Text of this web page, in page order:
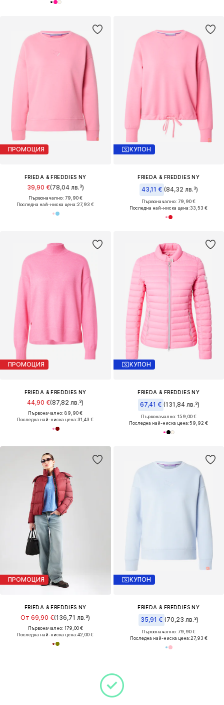
ПРОМОЦИЯ
FRIEDA & FREDDIES NY
39,90 €(78,04 лв.³)
Първоначално: 79,90 €
Последна най-ниска цена:27,93 €
КУПОН
FRIEDA & FREDDIES NY
43,11 € (84,32 лв.³)
Първоначално: 79,90 €
Последна най-ниска цена:33,53 €
ПРОМОЦИЯ
FRIEDA & FREDDIES NY
44,90 €(87,82 лв.³)
Първоначално: 89,90 €
Последна най-ниска цена:31,43 €
КУПОН
FRIEDA & FREDDIES NY
67,41 € (131,84 лв.³)
Първоначално: 159,00 €
Последна най-ниска цена:59,92 €
ПРОМОЦИЯ
FRIEDA & FREDDIES NY
От 69,90 €(136,71 лв.³)
Първоначално: 179,00 €
Последна най-ниска цена:42,00 €
КУПОН
FRIEDA & FREDDIES NY
35,91 € (70,23 лв.³)
Първоначално: 79,90 €
Последна най-ниска цена:27,93 €